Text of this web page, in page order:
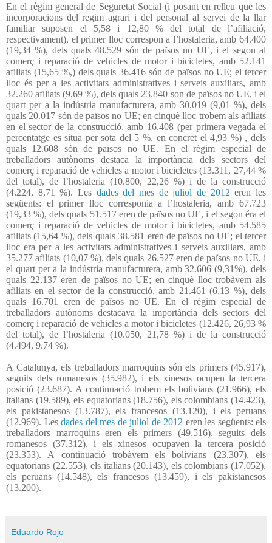
En el règim general de Seguretat Social (i posant en relleu que les
incorporacions del regim agrari i del personal al servei de la llar
familiar suposen el 5,58 i 12,80 % del total de l’afiliació,
respectivament), el primer lloc correspon a l’hostaleria, amb 64.400
(19,34 %), dels quals 48.529 són de països no UE, i el segon al
comerç i reparació de vehicles de motor i bicicletes, amb 52.141
afiliats (15,65 %,) dels quals 36.416 són de països no UE; el tercer
lloc és per a les activitats administratives i serveis auxiliars, amb
32.260 afiliats (9,69 %), dels quals 23.840 son de països no UE, i el
quart per a la indústria manufacturera, amb 30.019 (9,01 %), dels
quals 20.017 són de països no UE; en cinquè lloc trobem als afiliats
en el sector de la construcció, amb 16.408 (per primera vegada el
percentatge es situa per sota del 5 %, en concret el 4,93 %) , dels
quals 12.608 són de països no UE. En el règim especial de
treballadors autònoms destaca la importància dels sectors del
comerç i reparació de vehicles a motor i bicicletes (13.311, 27,44 %
del total), de l’hostaleria (10.800, 22,26 %) i de la construcció
(4.224, 8,71 %). Les dades del mes de juliol de 2012eren les
següents: el primer lloc corresponia a l’hostaleria, amb 67.723
(19,33 %), dels quals 51.517 eren de països no UE, i el segon éra el
comerç i reparació de vehicles de motor i bicicletes, amb 54.585
afiliats (15,64 %), dels quals 38.581 eren de països no UE; el tercer
lloc era per a les activitats administratives i serveis auxiliars, amb
35.277 afiliats (10,07 %), dels quals 26.527 eren de països no UE, i
el quart per a la indústria manufacturera, amb 32.606 (9,31%), dels
quals 22.137 eren de països no UE; en cinquè lloc trobàvem als
afiliats en el sector de la construcció, amb 21.461 (6,13 %), dels
quals 16.701 eren de països no UE. En el règim especial de
treballadors autònoms destacava la importància dels sectors del
comerç i reparació de vehicles a motor i bicicletes (12.426, 26,93 %
del total), de l’hostaleria (10.050, 21,78 %) i de la construcció
(4.494, 9.74 %).
A Catalunya, els treballadors marroquins són els primers (45.917),
seguits dels romanesos (35.982), i els xinesos ocupen la tercera
posició (23.687). A continuació trobem els bolivians (21.966), els
italians (19.589), els equatorians (18.756), els colombians (14.423),
els pakistanesos (13.787), els francesos (13.120), i els peruans
(12.969). Les dades del mes de juliol de 2012 eren les següents: els
treballadors marroquins eren els primers (49.516), seguits dels
romanesos (37.312), i els xinesos ocupaven la tercera posició
(23.353). A continuació trobàvem els bolivians (23.307), els
equatorians (22.553), els italians (20.143), els colombians (17.052),
els peruans (14.548), els francesos (13.459), i els pakistanesos
(13.200).
Eduardo Rojo